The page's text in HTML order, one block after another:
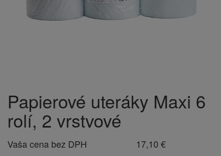
Papierové uteráky Maxi 6
rolí, 2 vrstvové
Vaša cena bez DPH
17,10 €